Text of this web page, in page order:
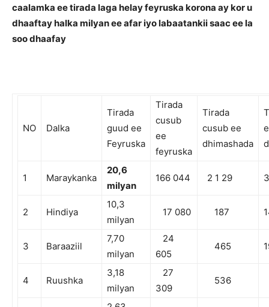
caalamka ee tirada laga helay feyruska korona ay kor u
dhaaftay halka milyan ee afar iyo labaatankii saac ee la
soo dhaafay
NO Dalka
Tirada
guud ee
Feyruska
Tirada
cusub
ee
feyruska
Tirada
cusub ee
dhimashada
1 Maraykanka
20,6
milyan
166 044 2 1 29
2 Hindiya
10,3
milyan
17 080 187
3 Baraaziil
7,70
milyan
24
605
465
4 Ruushka
3,18
milyan
27
309
536